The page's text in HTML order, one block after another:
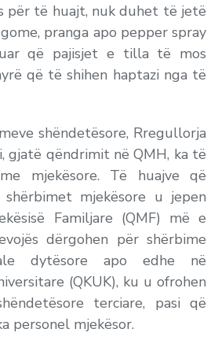
për të huajt, nuk duhet të jetë
pranga apo pepper spray
që pajisjet e tilla të mos
që të shihen haptazi nga të
shëndetësore, Rregullorja
gjatë qëndrimit në QMH, ka të
mjekësore. Të huajve që
mjekësore u jepen
Familjare (QMF) më e
dërgohen për shërbime
dytësore apo edhe në
(QKUK), ku u ofrohen
terciare, pasi që
personel mjekësor.